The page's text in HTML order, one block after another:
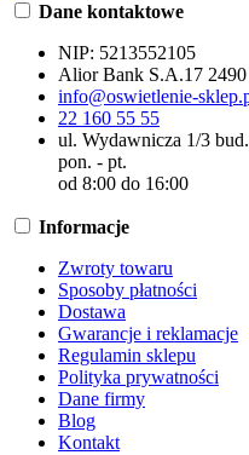
Dane kontaktowe
NIP: 5213552105
Alior Bank S.A.17
info@oswietlenie-
22 160 55 55
ul. Wydawnicza 1/3
pon. - pt.
od 8:00 do 16:00
Informacje
Zwroty towaru
Sposoby płatności
Dostawa
Gwarancje i reklamacje
Regulamin sklepu
Polityka prywatności
Dane firmy
Blog
Kontakt